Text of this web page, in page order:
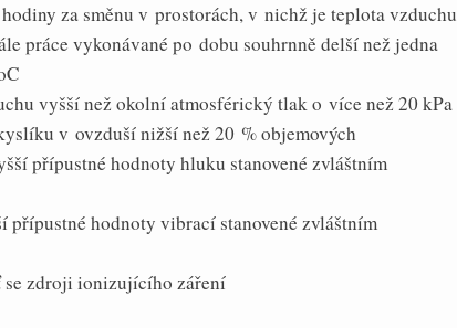
za směnu v prostorách, v nichž je teplota vzduchu
práce vykonávané po dobu souhrnně delší než jedna
vyšší než okolní atmosférický tlak o více než 20 kPa
v ovzduší nižší než 20 % objemových
přípustné hodnoty hluku stanovené zvláštním
hodnoty vibrací stanovené zvláštním
se zdroji ionizujícího záření